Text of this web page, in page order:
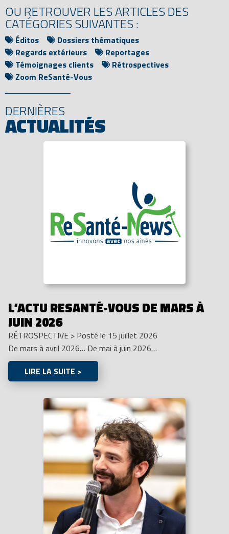
OU RETROUVER LES ARTICLES DES
CATÉGORIES SUIVANTES :
Éditos
Dossiers thématiques
Regards extérieurs
Reportages
Témoignages clients
Rétrospectives
Zoom ReSanté-Vous
DERNIÈRES
ACTUALITÉS
L’ACTU RESANTÉ-VOUS DE MARS À
JUIN 2026
RÉTROSPECTIVE > Posté le 15 juillet 2026
De mars à avril 2026… De mai à juin 2026…
LIRE LA SUITE >